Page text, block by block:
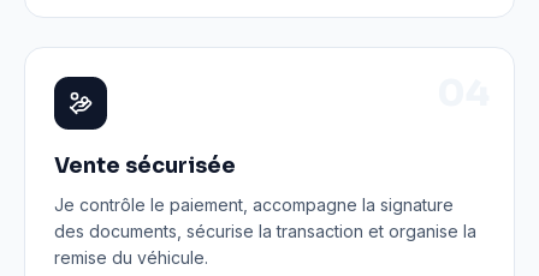
Vente sécurisée
Je contrôle le paiement, accompagne la signature
des documents, sécurise la transaction et organise la
remise du véhicule.